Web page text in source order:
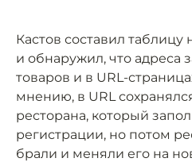
Кастов составил
и обнаружил, что адреса
товаров и в URL-
мнению, в URL
ресторана, который
регистрации, но потом
брали и меняли его на